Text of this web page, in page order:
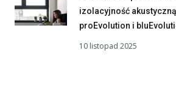
izolacyjność
proEvolution i
10 listopad 2025